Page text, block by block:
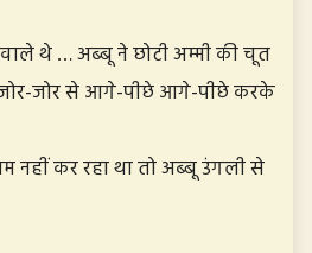
थे … अब्बू ने छोटी अम्मी की चूत
जोर से आगे-पीछे आगे-पीछे करके
नहीं कर रहा था तो अब्बू उंगली से